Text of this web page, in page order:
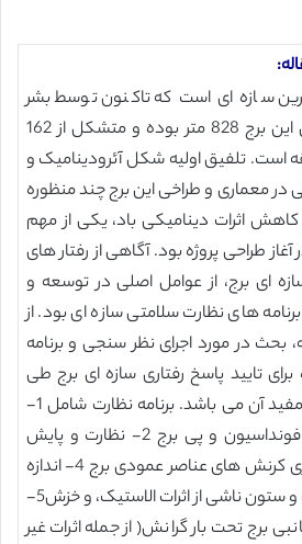
سازه ای است که تاکنون توسط بشر
ساخته شده است. بلندی این برج 828 متر بوده و متشکل از 162
است. تلفیق اولیه شکل آئرودینامیک و
معماری و طراخی این برج چند منظوره
اثرات دینامیکی باد، یکی از مهم
طراحی پروژه بود. آگاهی از رفتار های
ای برج، از عوامل اصلی در توسعه و
های نظارت سلامتی سازه ای بود. از
بحث در مورد اجرای نظر سنجی و برنامه
تایید پاسخ رفتاری سازه ای برج طی
مرحله ساخت و طی عمر مفید آن می باشد. برنامه نظارت شامل 1-
نظارت و پایش سیستم فونداسیون و پی برج 2- نظارت و پایش
نشست پی، 3- اندازه گیری کرنش های عناصر عمودی برج 4- اندازه
گیری کوتاه شدگی دیواره و ستون ناشی از اثرات الاستیک، و خزش5-
برج تحت بار گرانش( از جمله اثرات غیر